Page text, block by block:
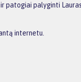
patogiai palyginti
internetu.